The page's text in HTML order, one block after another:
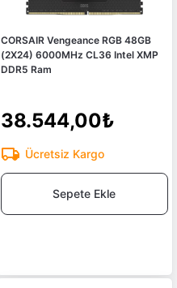
CORSAIR Vengeance RGB 48GB
(2X24) 6000MHz CL36 Intel XMP
DDR5 Ram
38.544,00₺
Ücretsiz Kargo
Sepete Ekle